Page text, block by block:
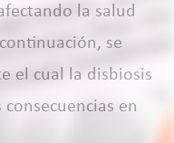
la salud
se
el cual la disbiosis
en